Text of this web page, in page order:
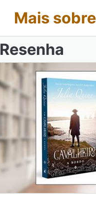
Mais sobre
Resenha